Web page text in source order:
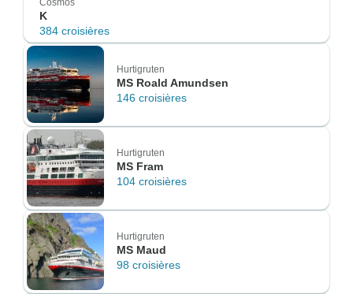
Cosmos
K
384 croisières
Hurtigruten
MS Roald Amundsen
146 croisières
Hurtigruten
MS Fram
104 croisières
Hurtigruten
MS Maud
98 croisières